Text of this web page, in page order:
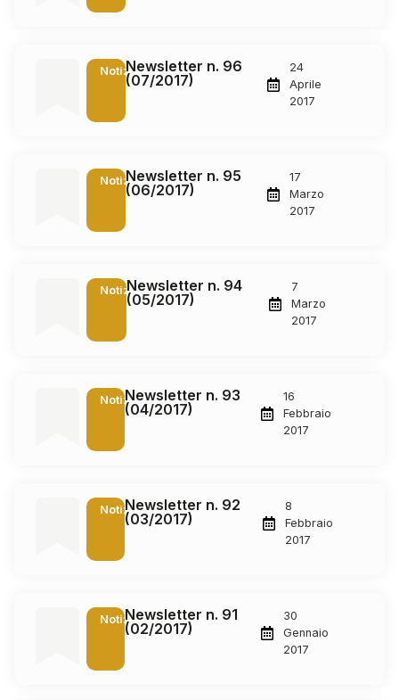
NotizieNewsletter n. 96
(07/2017)
24
Aprile
2017
NotizieNewsletter n. 95
(06/2017)
17
Marzo
2017
NotizieNewsletter n. 94
(05/2017)
7
Marzo
2017
NotizieNewsletter n. 93
(04/2017)
16
Febbraio
2017
NotizieNewsletter n. 92
(03/2017)
8
Febbraio
2017
NotizieNewsletter n. 91
(02/2017)
30
Gennaio
2017